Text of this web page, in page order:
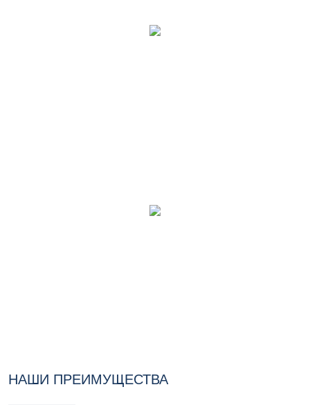
НАШИ ПРЕИМУЩЕСТВА